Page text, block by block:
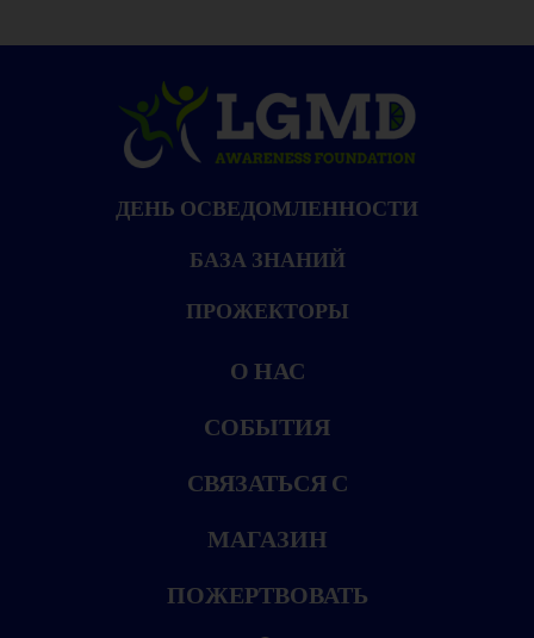
ДЕНЬ ОСВЕДОМЛЕННОСТИ
БАЗА ЗНАНИЙ
ПРОЖЕКТОРЫ
О НАС
СОБЫТИЯ
СВЯЗАТЬСЯ С
МАГАЗИН
ПОЖЕРТВОВАТЬ